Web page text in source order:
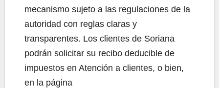
mecanismo sujeto a las regulaciones de la
autoridad con reglas claras y
transparentes. Los clientes de Soriana
podrán solicitar su recibo deducible de
impuestos en Atención a clientes, o bien,
en la página